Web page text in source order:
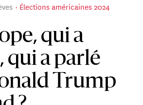
Élections américaines 2024
qui a
qui a parlé
Trump